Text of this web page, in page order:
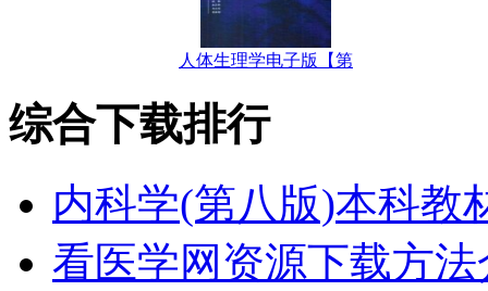
人体生理学电子版【第
综合下载排行
内科学(第八版)本科教
看医学网资源下载方法